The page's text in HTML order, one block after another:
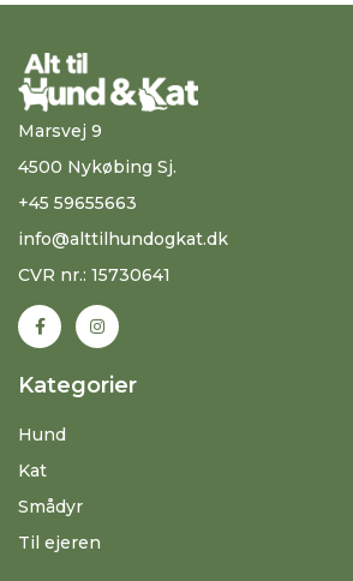
Marsvej 9
4500 Nykøbing Sj.
+45 59655663
info@alttilhundogkat.dk
CVR nr.: 15730641
Kategorier
Hund
Kat
Smådyr
Til ejeren